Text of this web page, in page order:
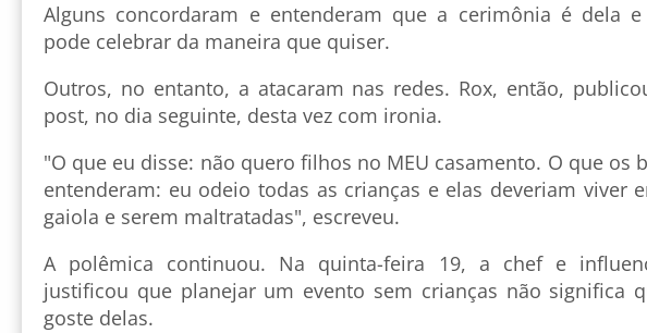
Alguns concordaram e entenderam que a cerimônia é dela
pode celebrar da maneira que quiser.
Outros, no entanto, a atacaram nas redes. Rox, então,
post, no dia seguinte, desta vez com ironia.
"O que eu disse: não quero filhos no MEU casamento. O que os
entenderam: eu odeio todas as crianças e elas deveriam viver
gaiola e serem maltratadas", escreveu.
A polêmica continuou. Na quinta-feira 19, a chef e
justificou que planejar um evento sem crianças não significa
goste delas.